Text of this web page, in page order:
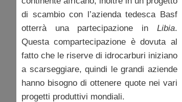
di scambio con l’azienda tedesca Basf
otterrà una partecipazione in Libia.
Questa compartecipazione è dovuta al
fatto che le riserve di idrocarburi iniziano
a scarseggiare, quindi le grandi aziende
hanno bisogno di ottenere quote nei vari
progetti produttivi mondiali.